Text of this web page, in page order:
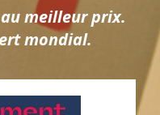
meilleur prix.
mondial.